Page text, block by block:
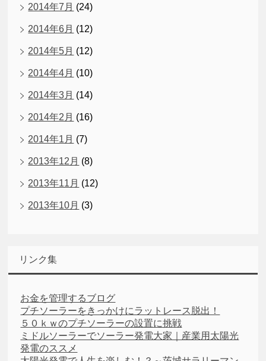
2014年7月 (24)
2014年6月 (12)
2014年5月 (12)
2014年4月 (10)
2014年3月 (14)
2014年2月 (16)
2014年1月 (7)
2013年12月 (8)
2013年11月 (12)
2013年10月 (3)
リンク集
お金を管理するブログ
プチソーラーをきっかけにラットレース脱出！
５０ｋｗのプチソーラーの設置に挑戦
ミドルソーラーでソーラー発電大家｜産業用太陽光
発電のススメ